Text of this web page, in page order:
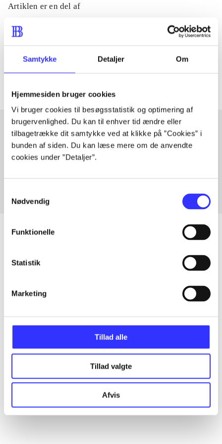
Samtykke Detaljer Om
Hjemmesiden bruger cookies
Vi bruger cookies til besøgsstatistik og optimering af
brugervenlighed. Du kan til enhver tid ændre eller
tilbagetrække dit samtykke ved at klikke på ”Cookies” i
bunden af siden. Du kan læse mere om de anvendte
cookies under ”Detaljer”.
Nødvendig
Funktionelle
Statistik
Marketing
Tillad alle
Tillad valgte
Afvis
Artiklen er en del af
Artiklerne i handler ofte om
Artikler med samme emner
Artikler